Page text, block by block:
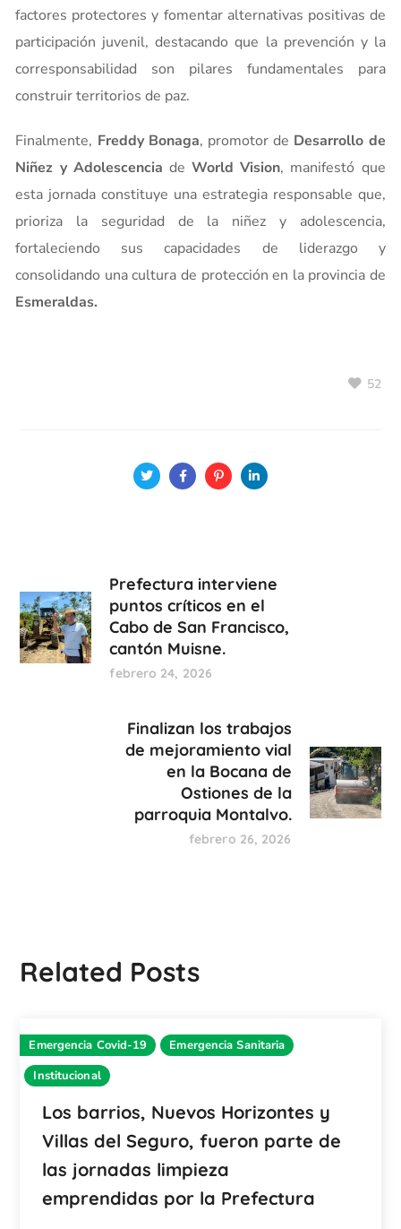
factores protectores y fomentar alternativas positivas de
participación juvenil, destacando que la prevención y la
corresponsabilidad son pilares fundamentales para
construir territorios de paz.
Finalmente, Freddy Bonaga, promotor de Desarrollo de
Niñez y Adolescencia deWorld Vision, manifestó que
esta jornada constituye una estrategia responsable que,
prioriza la seguridad de la niñez y adolescencia,
fortaleciendo sus capacidades de liderazgo y
consolidando una cultura de protección en la provincia de
Esmeraldas.
52
Prefectura interviene
puntos críticos en el
Cabo de San Francisco,
cantón Muisne.
febrero 24, 2026
Finalizan los trabajos
de mejoramiento vial
en la Bocana de
Ostiones de la
parroquia Montalvo.
febrero 26, 2026
Related Posts
Emergencia Covid-19
Emergencia Sanitaria
Institucional
Los barrios, Nuevos Horizontes y
Villas del Seguro, fueron parte de
las jornadas limpieza
emprendidas por la Prefectura